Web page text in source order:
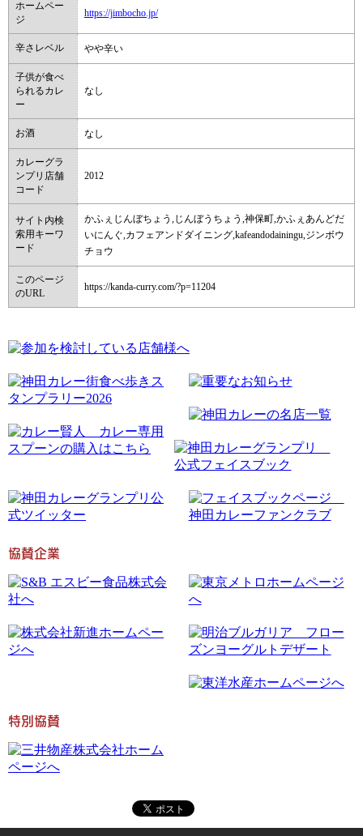
ホームペー
ジ
https://jimbocho.jp/
辛さレベル やや辛い
子供が食べ
られるカレ
ー
なし
お酒 なし
カレーグラ
ンプリ店舗
コード
2012
サイト内検
索用キーワ
ード
かふぇじんぼちょう,じんぼうちょう,神保町,かふぇあんどだ
いにんぐ,カフェアンドダイニング,kafeandodainingu,ジンボウ
チョウ
このページ
のURL
https://kanda-curry.com/?p=11204
協賛企業
特別協賛